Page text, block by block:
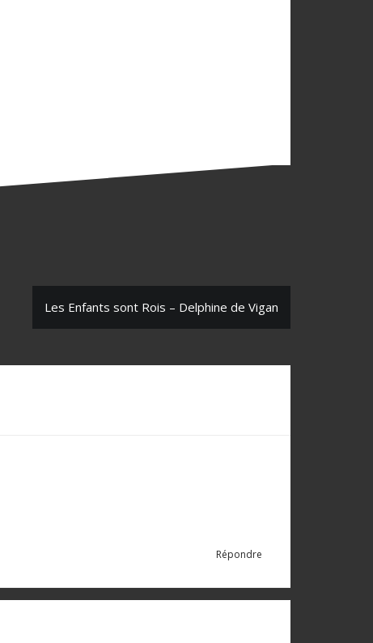
Les Enfants sont Rois – Delphine de Vigan
Répondre